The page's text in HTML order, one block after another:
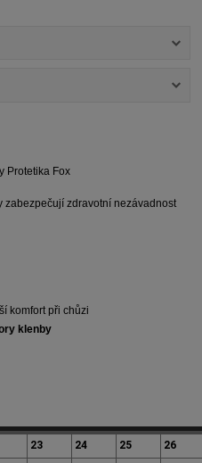
Protetika Fox
zabezpečují zdravotní nezávadnost
komfort při chůzi
klenby
23 24 25
26